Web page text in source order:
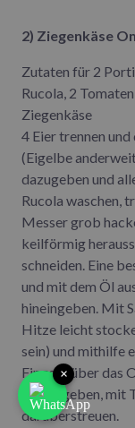
2) Ziegenkäse
Zutaten für 2
Rucola, 2
Ziegenkäse
4 Eier trennen und
(Eigelbe
dazugeben und
Rucola waschen,
Messer grob
keilförmig
schneiden. Eine
und mit dem Öl
hineingeben. Mit
Hitze leicht
sein) und mithilfe
Fingern über das
Platte geben, mit
darüberstreuen.
×